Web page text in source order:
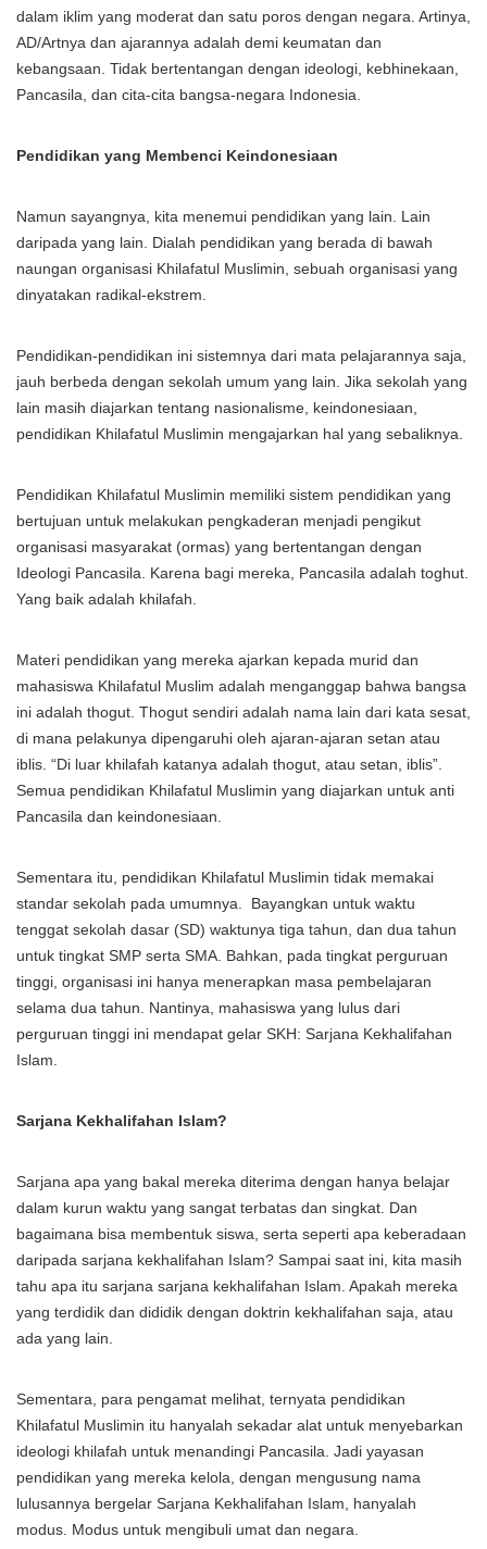
dalam iklim yang moderat dan satu poros dengan negara. Artinya,
AD/Artnya dan ajarannya adalah demi keumatan dan
kebangsaan. Tidak bertentangan dengan ideologi, kebhinekaan,
Pancasila, dan cita-cita bangsa-negara Indonesia.
Pendidikan yang Membenci Keindonesiaan
Namun sayangnya, kita menemui pendidikan yang lain. Lain
daripada yang lain. Dialah pendidikan yang berada di bawah
naungan organisasi Khilafatul Muslimin, sebuah organisasi yang
dinyatakan radikal-ekstrem.
Pendidikan-pendidikan ini sistemnya dari mata pelajarannya saja,
jauh berbeda dengan sekolah umum yang lain. Jika sekolah yang
lain masih diajarkan tentang nasionalisme, keindonesiaan,
pendidikan Khilafatul Muslimin mengajarkan hal yang sebaliknya.
Pendidikan Khilafatul Muslimin memiliki sistem pendidikan yang
bertujuan untuk melakukan pengkaderan menjadi pengikut
organisasi masyarakat (ormas) yang bertentangan dengan
Ideologi Pancasila. Karena bagi mereka, Pancasila adalah toghut.
Yang baik adalah khilafah.
Materi pendidikan yang mereka ajarkan kepada murid dan
mahasiswa Khilafatul Muslim adalah menganggap bahwa bangsa
ini adalah thogut. Thogut sendiri adalah nama lain dari kata sesat,
di mana pelakunya dipengaruhi oleh ajaran-ajaran setan atau
iblis. “Di luar khilafah katanya adalah thogut, atau setan, iblis”.
Semua pendidikan Khilafatul Muslimin yang diajarkan untuk anti
Pancasila dan keindonesiaan.
Sementara itu, pendidikan Khilafatul Muslimin tidak memakai
standar sekolah pada umumnya. Bayangkan untuk waktu
tenggat sekolah dasar (SD) waktunya tiga tahun, dan dua tahun
untuk tingkat SMP serta SMA. Bahkan, pada tingkat perguruan
tinggi, organisasi ini hanya menerapkan masa pembelajaran
selama dua tahun. Nantinya, mahasiswa yang lulus dari
perguruan tinggi ini mendapat gelar SKH: Sarjana Kekhalifahan
Islam.
Sarjana Kekhalifahan Islam?
Sarjana apa yang bakal mereka diterima dengan hanya belajar
dalam kurun waktu yang sangat terbatas dan singkat. Dan
bagaimana bisa membentuk siswa, serta seperti apa keberadaan
daripada sarjana kekhalifahan Islam? Sampai saat ini, kita masih
tahu apa itu sarjana sarjana kekhalifahan Islam. Apakah mereka
yang terdidik dan dididik dengan doktrin kekhalifahan saja, atau
ada yang lain.
Sementara, para pengamat melihat, ternyata pendidikan
Khilafatul Muslimin itu hanyalah sekadar alat untuk menyebarkan
ideologi khilafah untuk menandingi Pancasila. Jadi yayasan
pendidikan yang mereka kelola, dengan mengusung nama
lulusannya bergelar Sarjana Kekhalifahan Islam, hanyalah
modus. Modus untuk mengibuli umat dan negara.